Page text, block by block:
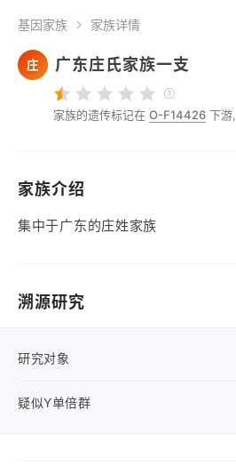
基因家族 家族详情
庄 广东庄氏家族一支
家族的遗传标记在 O-F14426 下游,
家族介绍
集中于广东的庄姓家族
溯源研究
研究对象
疑似Y单倍群